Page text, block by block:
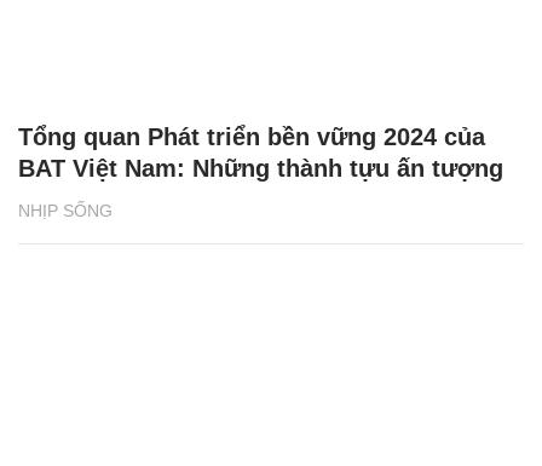
NHỊP SỐNG
Tổng quan Phát triển bền vững 2024 của
BAT Việt Nam: Những thành tựu ấn tượng